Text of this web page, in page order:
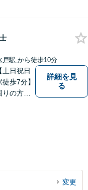
いりま
ださ
受付中】
戸駅 から徒歩10分
土日祝日
歩7分】
りの方
詳細を見
る
変更